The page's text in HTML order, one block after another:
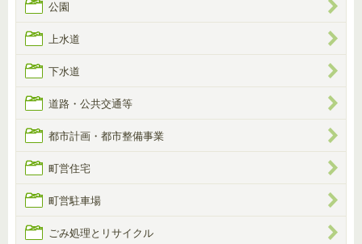
公園
上水道
下水道
道路・公共交通等
都市計画・都市整備事業
町営住宅
町営駐車場
ごみ処理とリサイクル